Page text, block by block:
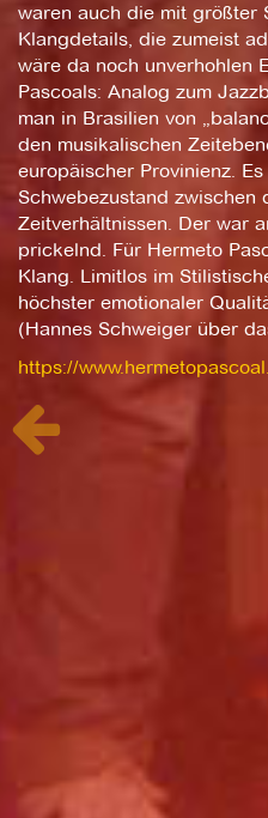
waren auch die mit größter
Klangdetails, die zumeist
wäre da noch unverhohlen
Pascoals: Analog zum
man in Brasilien von
den musikalischen
europäischer Provinienz.
Schwebezustand zwischen
Zeitverhältnissen. Der war
prickelnd. Für Hermeto
Klang. Limitlos im
höchster emotionaler
(Hannes Schweiger über
https://